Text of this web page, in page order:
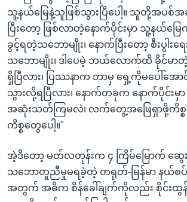
သူ့နယ်မြေနဲ့သူဖြစ်သွားပြီပေါ့။ သူတို့အပ
ပြီးတော့ ဖြစ်လာတဲ့နောက်ပိုင်းမှာ သူ့နယ်မ
ခွင့်ရတဲ့သဘောမျိုး၊ နောက်ပြီးတော့ စီးပွါး
သဘောမျိုး၊ ဒါပေမဲ့ ဘယ်လောက်ထိ ခိုင်မ
ရှိပြီလား၊ ပြဿနာက ဘာမှ ရှေ့ကိုမပေါ်အေ
သွားလို့ရပြီလား၊ နောက်တခုက နောက်ပိုင်း
အဆုံးသတ်ကြမလဲ၊ လက်တွေ့အဖြေရှာဖို့ကိစ္
ကိစ္စတွေပေါ့။"
အဲ့ဒိတော့ မတ်လတုန်းက ၄ ကြိမ်မြောက် ဆွေး
သဘောတူညီမှုမရခဲ့တဲ့ တရုတ်-မြန်မာ နယ်စ
အတွက် အဓိက စိန်ခေါ်ချက်ကိုလည်း စိုင်းထွ